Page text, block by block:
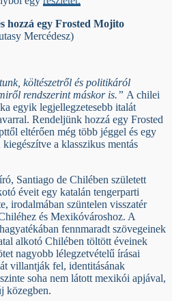
hozzá egy Frosted Mojito
Mercédesz)
költészetről és politikáról
rendszerint máskor is.” A chilei
egyik legjellegzetesebb italát
Rendeljünk hozzá egy Frosted
eltérően még több jéggel és egy
a klasszikus mentás
Santiago de Chilében született
éveit egy katalán tengerparti
irodalmában szüntelen visszatér
és Mexikóvároshoz. A
fennmaradt szövegeinek
alkotó Chilében töltött éveinek
nagyobb lélegzetvételű írásai
villantják fel, identitásának
soha nem látott mexikói apjával,
közegben.